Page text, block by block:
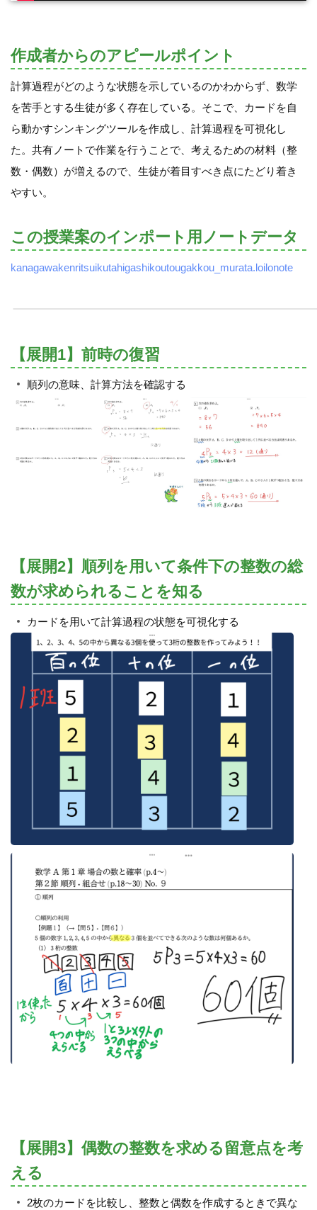
作成者からのアピールポイント
計算過程がどのような状態を示しているのかわからず、数学
を苦手とする生徒が多く存在している。そこで、カードを自
ら動かすシンキングツールを作成し、計算過程を可視化し
た。共有ノートで作業を行うことで、考えるための材料（整
数・偶数）が増えるので、生徒が着目すべき点にたどり着き
やすい。
この授業案のインポート用ノートデータ
kanagawakenritsuikutahigashikoutougakkou_murata.loilonote
【展開1】前時の復習
順列の意味、計算方法を確認する
【展開2】順列を用いて条件下の整数の総
数が求められることを知る
カードを用いて計算過程の状態を可視化する
【展開3】偶数の整数を求める留意点を考
える
2枚のカードを比較し、整数と偶数を作成するときで異な